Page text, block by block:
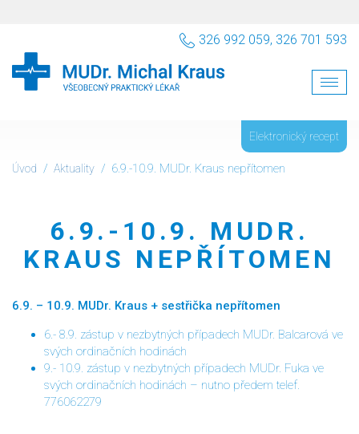
326 992 059, 326 701 593
Elektronický recept
Úvod Aktuality 6.9.-10.9. MUDr. Kraus nepřítomen
6.9.-10.9. MUDR.
KRAUS NEPŘÍTOMEN
6.9. – 10.9. MUDr. Kraus + sestřička nepřítomen
6.- 8.9. zástup v nezbytných případech MUDr. Balcarová ve
svých ordinačních hodinách
9.- 10.9. zástup v nezbytných případech MUDr. Fuka ve
svých ordinačních hodinách – nutno předem telef.
776062279